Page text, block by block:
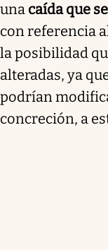
una caída que
con referencia
la posibilidad
alteradas, ya
podrían
concreción, a